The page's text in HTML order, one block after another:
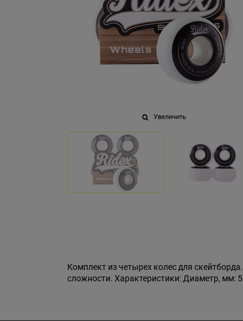
Увеличить
Комплект из четырех колес для
сложности. Характеристики: Диаметр, мм: